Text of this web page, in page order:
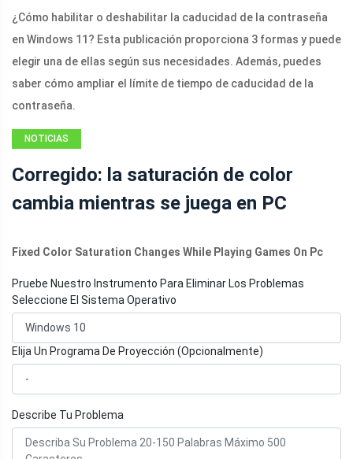
¿Cómo habilitar o deshabilitar la caducidad de la contraseña
en Windows 11? Esta publicación proporciona 3 formas y puede
elegir una de ellas según sus necesidades. Además, puedes
saber cómo ampliar el límite de tiempo de caducidad de la
contraseña.
NOTICIAS
Corregido: la saturación de color
cambia mientras se juega en PC
Fixed Color Saturation Changes While Playing Games On Pc
Pruebe Nuestro Instrumento Para Eliminar Los Problemas
Seleccione El Sistema Operativo
Elija Un Programa De Proyección (Opcionalmente)
Describe Tu Problema